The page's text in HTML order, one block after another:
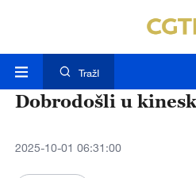
TražI
Dobrodošli u
2025-10-01 06:31:00